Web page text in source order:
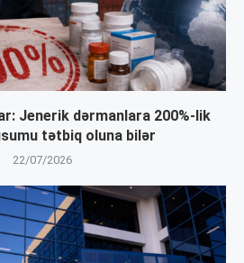
Jenerik dərmanlara 200%-lik
tətbiq oluna bilər
22/07/2026